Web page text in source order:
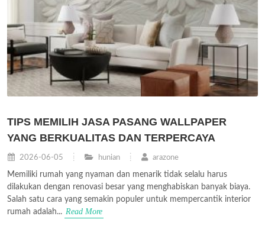
TIPS MEMILIH JASA PASANG WALLPAPER
YANG BERKUALITAS DAN TERPERCAYA
2026-06-05 hunian arazone
Memiliki rumah yang nyaman dan menarik tidak selalu harus
dilakukan dengan renovasi besar yang menghabiskan banyak biaya.
Salah satu cara yang semakin populer untuk mempercantik interior
rumah adalah... Read More